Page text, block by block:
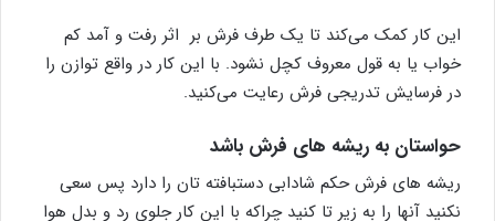
این کار کمک می‌کند تا یک طرف فرش بر اثر رفت و آمد کم
خواب یا به قول معروف کچل نشود. با این کار در واقع توازن را
در فرسایش تدریجی فرش رعایت می‌کنید.
حواستان به ریشه های فرش باشد
ریشه های فرش حکم شادابی دستبافته تان را دارد پس سعی
نکنید آنها را به زیر تا کنید چراکه با این کار جلوی رد و بدل هوا